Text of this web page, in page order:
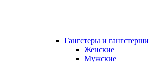
Гангстеры и гангстерши
Женские
Мужские